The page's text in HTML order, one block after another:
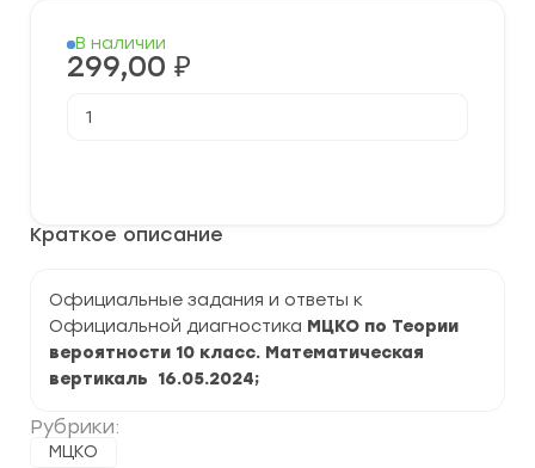
Краткое описание
Официальные задания и ответы к
Официальной диагностика МЦКО по Теории
вероятности 10 класс. Математическая
вертикаль 16.05.2024;
Рубрики:
МЦКО
В наличии
299,00 ₽
товара
теории
класс.
Математическая
вертикаль